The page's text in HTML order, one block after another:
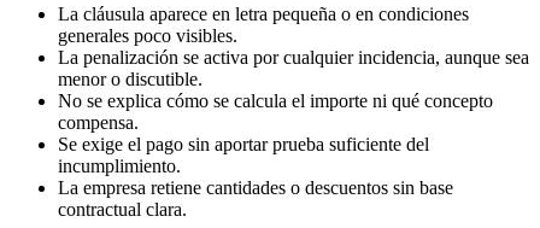
La cláusula aparece en letra pequeña o en condiciones
generales poco visibles.
La penalización se activa por cualquier incidencia, aunque sea
menor o discutible.
No se explica cómo se calcula el importe ni qué concepto
compensa.
Se exige el pago sin aportar prueba suficiente del
incumplimiento.
La empresa retiene cantidades o descuentos sin base
contractual clara.